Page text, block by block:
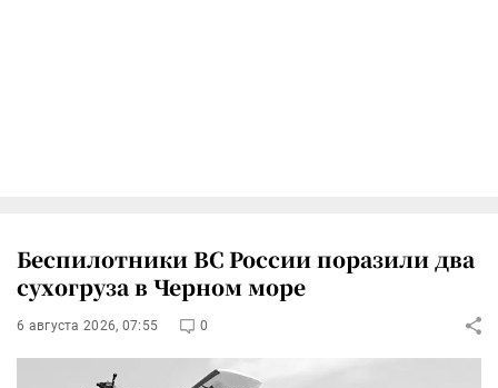
Беспилотники ВС России поразили два
сухогруза в Черном море
6 августа 2026, 07:55 0